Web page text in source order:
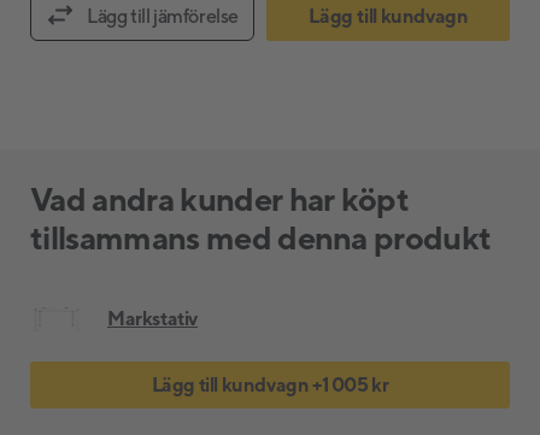
Lägg till jämförelse Lägg till kundvagn
Vad andra kunder har köpt
tillsammans med denna produkt
Markstativ
Lägg till kundvagn +1 005 kr